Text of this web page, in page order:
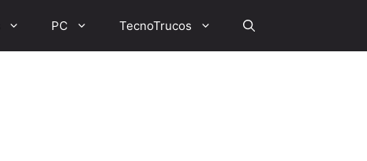
PC TecnoTrucos